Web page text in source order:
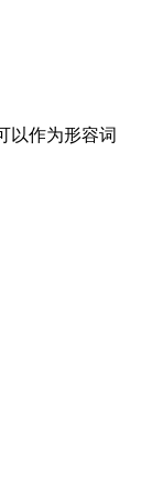
以作为形容词